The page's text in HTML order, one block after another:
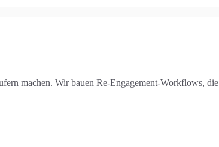
machen. Wir bauen Re-Engagement-Workflows,